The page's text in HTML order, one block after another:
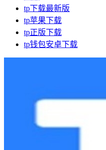
tp下载最新版
tp苹果下载
tp正版下载
tp钱包安卓下载